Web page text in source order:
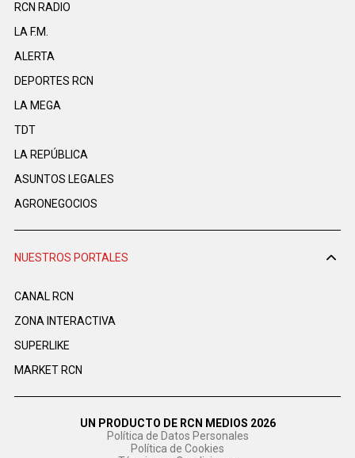
RCN RADIO
LA F.M.
ALERTA
DEPORTES RCN
LA MEGA
TDT
LA REPÚBLICA
ASUNTOS LEGALES
AGRONEGOCIOS
NUESTROS PORTALES
CANAL RCN
ZONA INTERACTIVA
SUPERLIKE
MARKET RCN
UN PRODUCTO DE RCN MEDIOS 2026
Política de Datos Personales
Política de Cookies